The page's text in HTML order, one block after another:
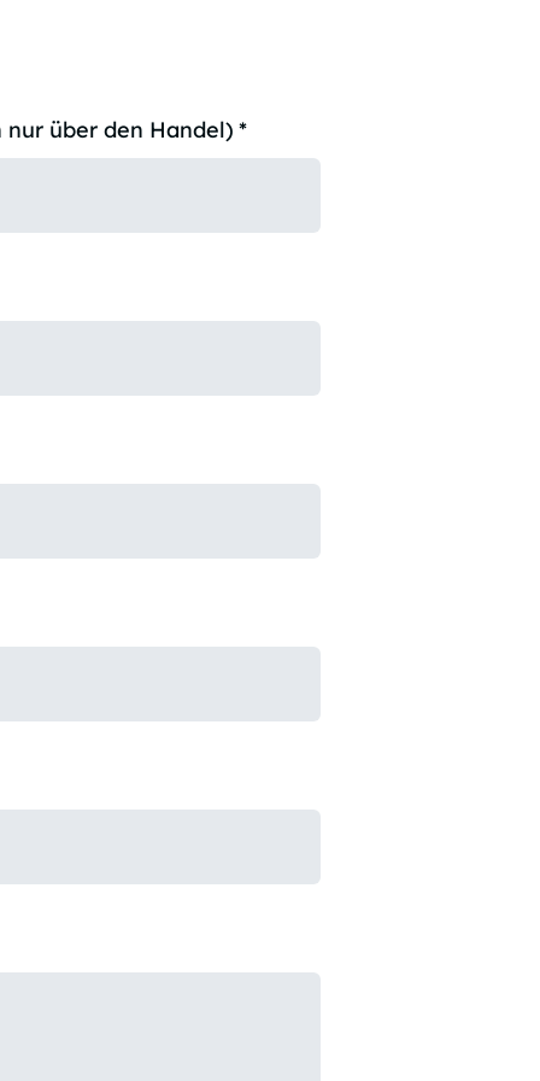
über den Handel) *